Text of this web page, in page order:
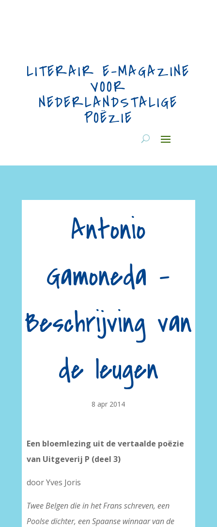
LITERAIR E-MAGAZINE
VOOR
NEDERLANDSTALIGE
POËZIE
Antonio
Gamoneda –
Beschrijving van
de leugen
8 apr 2014
Een bloemlezing uit de vertaalde poëzie
van Uitgeverij P (deel 3)
door Yves Joris
Twee Belgen die in het Frans schreven, een
Poolse dichter, een Spaanse winnaar van de